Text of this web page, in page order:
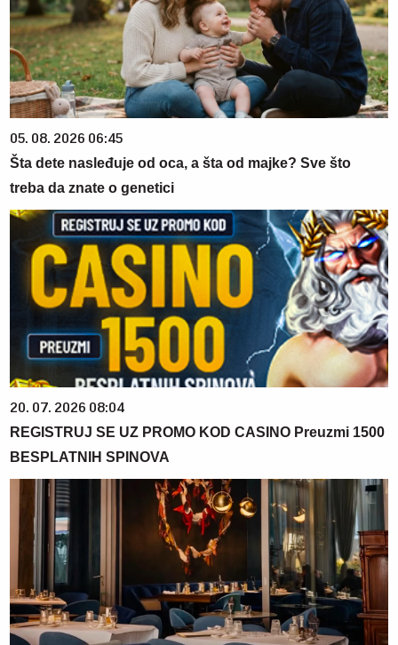
05. 08. 2026 06:45
Šta dete nasleđuje od oca, a šta od majke? Sve što
treba da znate o genetici
20. 07. 2026 08:04
REGISTRUJ SE UZ PROMO KOD CASINO Preuzmi 1500
BESPLATNIH SPINOVA